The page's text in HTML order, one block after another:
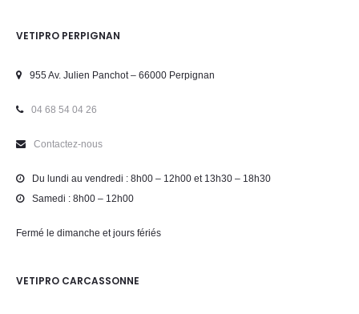
VETIPRO PERPIGNAN
955 Av. Julien Panchot – 66000 Perpignan
04 68 54 04 26
Contactez-nous
Du lundi au vendredi : 8h00 – 12h00 et 13h30 – 18h30
Samedi : 8h00 – 12h00
Fermé le dimanche et jours fériés
VETIPRO CARCASSONNE